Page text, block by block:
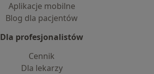
Aplikacje mobilne
Blog dla pacjentów
Dla profesjonalistów
Cennik
Dla lekarzy